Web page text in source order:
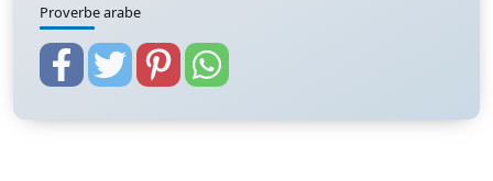
Proverbe arabe